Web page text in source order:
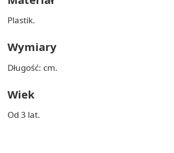
Plastik.
Wymiary
Długość: cm.
Wiek
Od 3 lat.